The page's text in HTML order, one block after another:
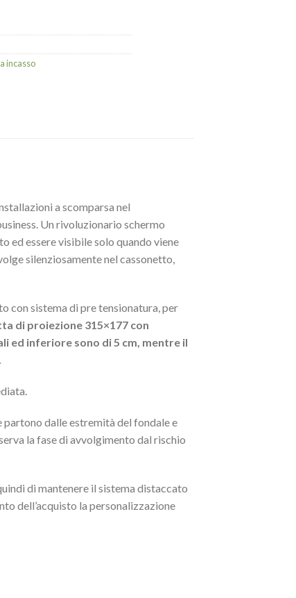
incasso
a scomparsa nel
Un rivoluzionario schermo
ed essere visibile solo quando viene
silenziosamente nel cassonetto,
con sistema di pre tensionatura, per
di proiezione 315×177 con
ed inferiore sono di 5 cm, mentre il
dalle estremità del fondale e
la fase di avvolgimento dal rischio
di mantenere il sistema distaccato
dell’acquisto la personalizzazione